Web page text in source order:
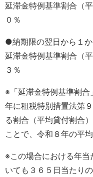
延滞金特例基準割合（
０％
●納期限の翌日から１
延滞金特例基準割合（
３％
※「延滞金特例基準割
年に租税特別措置法第
る割合（平均貸付割合
ことで、令和８年の平
※この場合における年
いても３６５日当たりの